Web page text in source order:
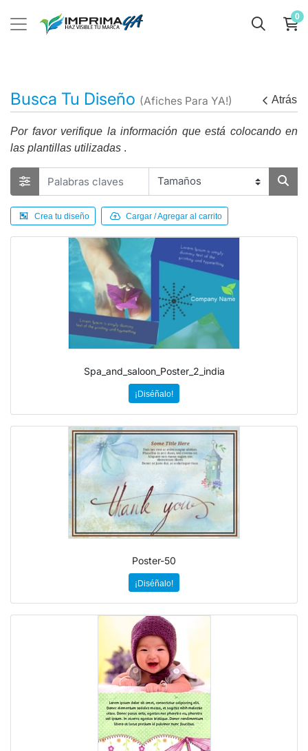
0
Busca Tu Diseño (Afiches Para YA!) Atrás
Por favor verifique la información que está colocando en
las plantillas utilizadas .
Crea tu diseño Cargar / Agregar al carrito
Spa_and_saloon_Poster_2_india
¡Diséñalo!
Poster-50
¡Diséñalo!